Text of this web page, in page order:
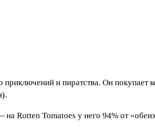
и пиратства. Он покупает
Rotten Tomatoes у него 94% от